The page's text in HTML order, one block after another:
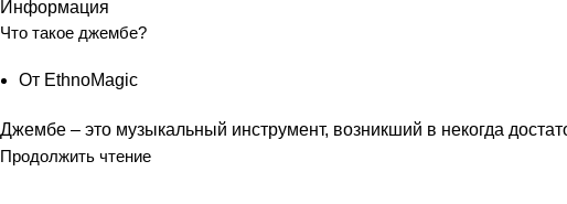
Информация
Что такое джембе?
От EthnoMagic
Джембе – это музыкальный инструмент, возникший в некогда
Продолжить чтение